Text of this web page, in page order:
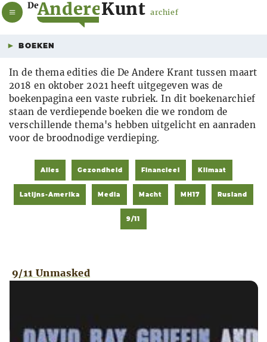
DeAndereKunt archief
BOEKEN
In de thema edities die De Andere Krant tussen maart
2018 en oktober 2021 heeft uitgegeven was de
boekenpagina een vaste rubriek. In dit boekenarchief
staan de verdiepende boeken die we rondom de
verschillende thema's hebben uitgelicht en aanraden
voor de broodnodige verdieping.
Alles Gezondheid Financieel Klimaat
Latijns-Amerika Media Macht MH17 Rusland
9/11
9/11 Unmasked